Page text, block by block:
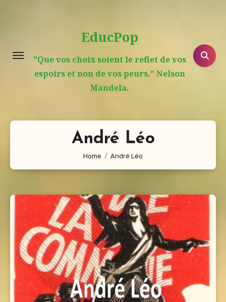
EducPop
"Que vos choix soient le reflet de vos
espoirs et non de vos peurs." Nelson
Mandela.
André Léo
Home André Léo